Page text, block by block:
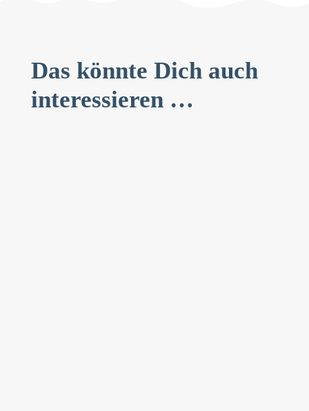
Das könnte Dich auch
interessieren …